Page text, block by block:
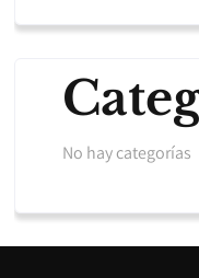
No hay categorías